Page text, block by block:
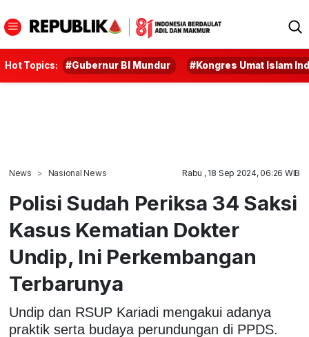
Hot Topics: #Gubernur BI Mundur #Kongres Umat Islam
News Nasional News Rabu , 18 Sep 2024, 06:26 WIB
Polisi Sudah Periksa 34 Saksi
Kasus Kematian Dokter
Undip, Ini Perkembangan
Terbarunya
Undip dan RSUP Kariadi mengakui adanya
praktik serta budaya perundungan di PPDS.